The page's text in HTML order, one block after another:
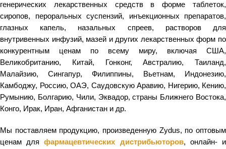
генерических лекарственных средств в форме таблеток,
сиропов, пероральных суспензий, инъекционных препаратов,
глазных капель, назальных спреев, растворов для
внутривенных инфузий, мазей и других лекарственных форм по
конкурентным ценам по всему миру, включая США,
Великобританию, Китай, Гонконг, Австралию, Таиланд,
Малайзию, Сингапур, Филиппины, Вьетнам, Индонезию,
Камбоджу, Россию, ОАЭ, Саудовскую Аравию, Нигерию, Кению,
Румынию, Болгарию, Чили, Эквадор, страны Ближнего Востока,
Конго, Ирак, Иран, Афганистан и др.
Мы поставляем продукцию, произведенную Zydus, по оптовым
ценам дляфармацевтических дистрибьюторов, онлайн- и